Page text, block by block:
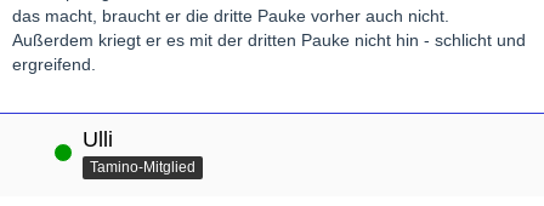
das macht, braucht er die dritte Pauke vorher auch nicht.
Außerdem kriegt er es mit der dritten Pauke nicht hin - schlicht und
ergreifend.
Online Ulli
Tamino-Mitglied